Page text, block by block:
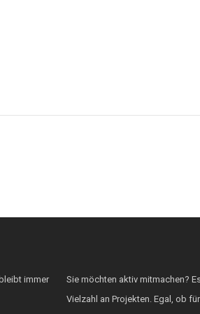
immer
Sie möchten aktiv mitmachen?
Vielzahl an Projekten. Egal, ob